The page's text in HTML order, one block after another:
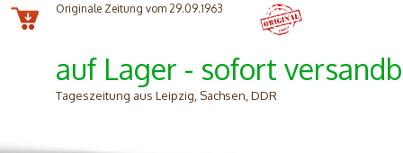
Originale Zeitung vom 29.09.1963
auf Lager - sofort
Tageszeitung aus Leipzig, Sachsen, DDR